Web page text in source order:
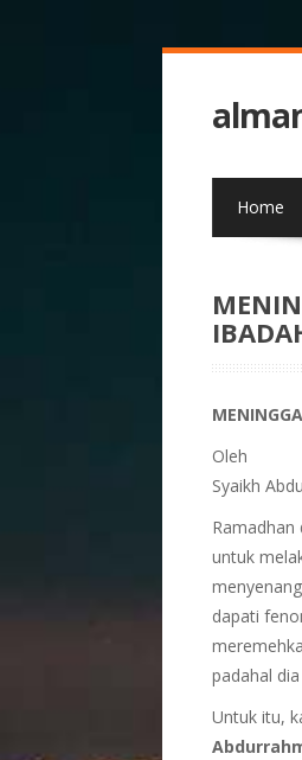
Home
Oleh
Syaikh
untuk
dapati
padahal
Untuk itu,